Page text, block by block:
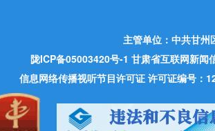
主管单位：中共甘州
陇ICP备05003420号-1 甘肃省互联网新闻
信息网络传播视听节目许可证 许可证编号：